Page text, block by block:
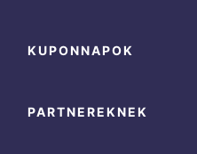
KUPONNAPOK
PARTNEREKNEK